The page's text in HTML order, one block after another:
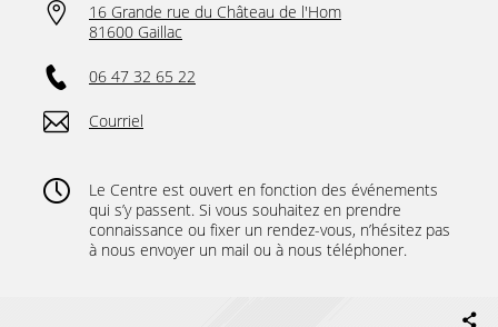
16 Grande rue du Château de l'Hom
81600 Gaillac
06 47 32 65 22
Courriel
Le Centre est ouvert en fonction des événements
qui s’y passent. Si vous souhaitez en prendre
connaissance ou fixer un rendez-vous, n’hésitez pas
à nous envoyer un mail ou à nous téléphoner.